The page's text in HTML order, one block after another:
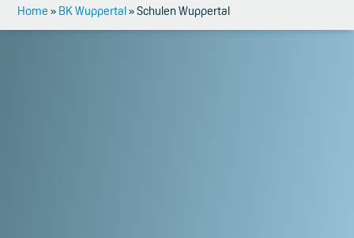
Home » BK Wuppertal»Schulen Wuppertal